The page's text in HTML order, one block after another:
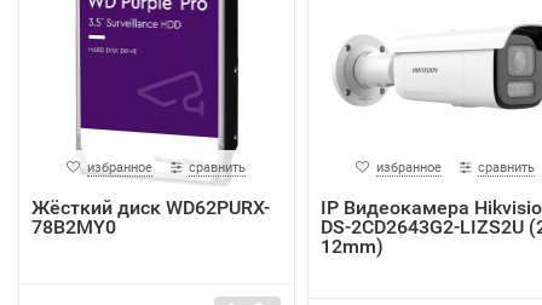
избранное сравнить
Жёсткий диск WD62PURX-
78B2MY0
избранное сравнить
IP Видеокамера
DS-2CD2643G2-LIZS2U
12mm)